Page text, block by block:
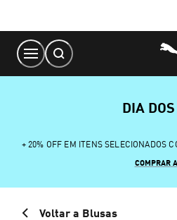
Content
DIA
+ 20% OFF EM ITENS SELECIONADOS
COMPRAR
Voltar a Blusas